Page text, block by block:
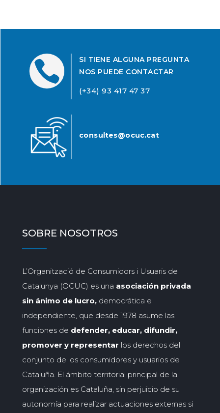

SI TIENE ALGUNA PREGUNTA
NOS PUEDE CONTACTAR
(+34) 93 417 47 37
consultes@ocuc.cat
SOBRE NOSOTROS
L’Organització de Consumidors i Usuaris de
Catalunya (OCUC) es una asociación privada
sin ánimo de lucro, democrática e
independiente, que desde 1978 asume las
funciones de defender, educar, difundir,
promover y representar los derechos del
conjunto de los consumidores y usuarios de
Cataluña. El ámbito territorial principal de la
organización es Cataluña, sin perjuicio de su
autonomía para realizar actuaciones externas si